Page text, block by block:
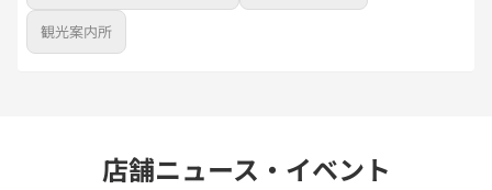
観光案内所
店舗ニュース・イベント